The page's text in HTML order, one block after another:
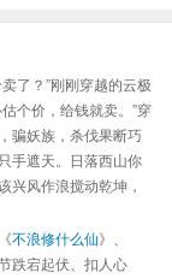
了？”刚刚穿越的云极
个价，给钱就卖。”穿
骗妖族，杀伐果断巧
手遮天。日落西山你
兴风作浪搅动乾坤，
不浪修什么仙》、
跌宕起伏、扣人心